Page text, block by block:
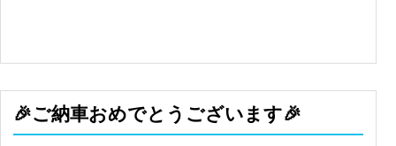
🎉ご納車おめでとうございます🎉